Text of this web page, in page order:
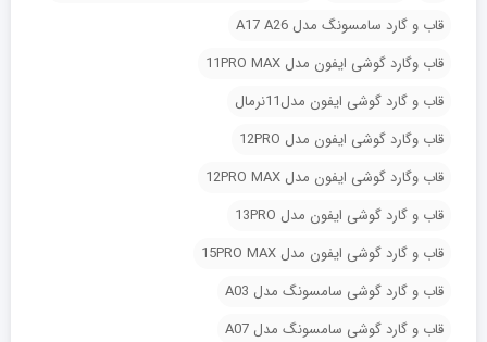
قاب و گارد سامسونگ مدل A17 A26
قاب وگارد گوشی ایفون مدل 11PRO MAX
قاب و گارد گوشی ایفون مدل11نرمال
قاب وگارد گوشی ایفون مدل 12PRO
قاب وگارد گوشی ایفون مدل 12PRO MAX
قاب و گارد گوشی ایفون مدل 13PRO
قاب و گارد گوشی ایفون مدل 15PRO MAX
قاب و گارد گوشی سامسونگ مدل A03
قاب و گارد گوشی سامسونگ مدل A07